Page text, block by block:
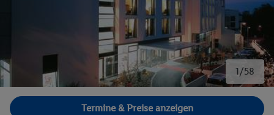
1/58
Bild 1 von 58.
Termine & Preise anzeigen